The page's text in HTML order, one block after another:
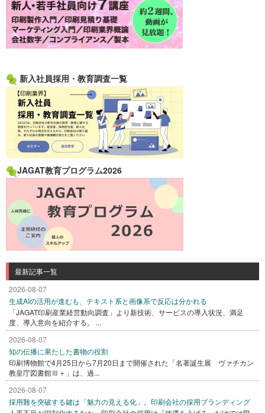
新入社員採用・教育調査一覧
JAGAT教育プログラム2026
最新記事一覧
2026-08-07
生成AIの活用が進むも、テキスト系と画像系で反応は分かれる
「JAGAT印刷産業経営動向調査」より新技術、サービスの導入状況、満足
度、導入意向を紹介する。 ...
2026-08-07
知の伝播に果たした書物の役割
印刷博物館で4月25日から7月20日まで開催された「名著誕生展 ヴァチカン
教皇庁図書館Ⅲ＋」は、過...
2026-08-07
採用難を突破する鍵は「魅力の見える化」。印刷会社の採用ブランディング